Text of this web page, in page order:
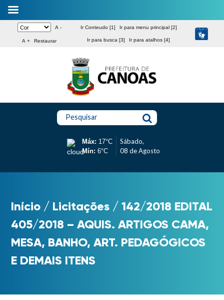
A -
A + Restaurar
Ir Conteudo [1] Ir para menu principal [2]
Ir para busca [3] Ir para atalhos [4]
Pesquisar
Máx: 17°C
Mín: 6°C
Sábado,
08 de Agosto
Início / Licitações /142/2018 EDITAL
405/2018 – AQUIS. ARTIGOS CAMA,
MESA, BANHO, ART. PEDAGÓGICOS
E DEMAIS ITENS